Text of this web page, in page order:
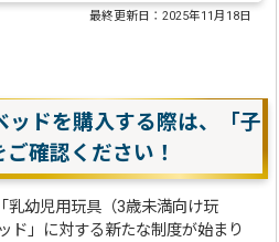
最終更新日：2025年11月18日
ッドを購入する際は、「子
確認ください！
幼児用玩具（3歳未満向け玩
ド」に対する新たな制度が始まり